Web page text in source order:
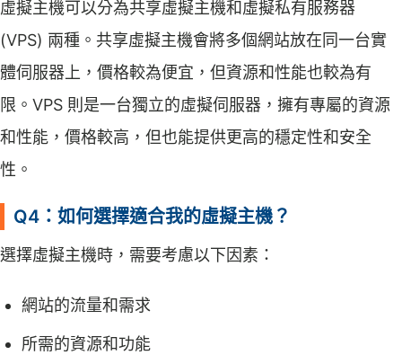
虛擬主機可以分為共享虛擬主機和虛擬私有服務器
(VPS) 兩種。共享虛擬主機會將多個網站放在同一台實
體伺服器上，價格較為便宜，但資源和性能也較為有
限。VPS 則是一台獨立的虛擬伺服器，擁有專屬的資源
和性能，價格較高，但也能提供更高的穩定性和安全
性。
Q4：如何選擇適合我的虛擬主機？
選擇虛擬主機時，需要考慮以下因素：
網站的流量和需求
所需的資源和功能